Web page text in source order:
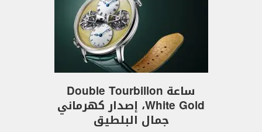
ساعة Double Tourbillon
White Gold، إصدار كهرماني
جمال البلطيق